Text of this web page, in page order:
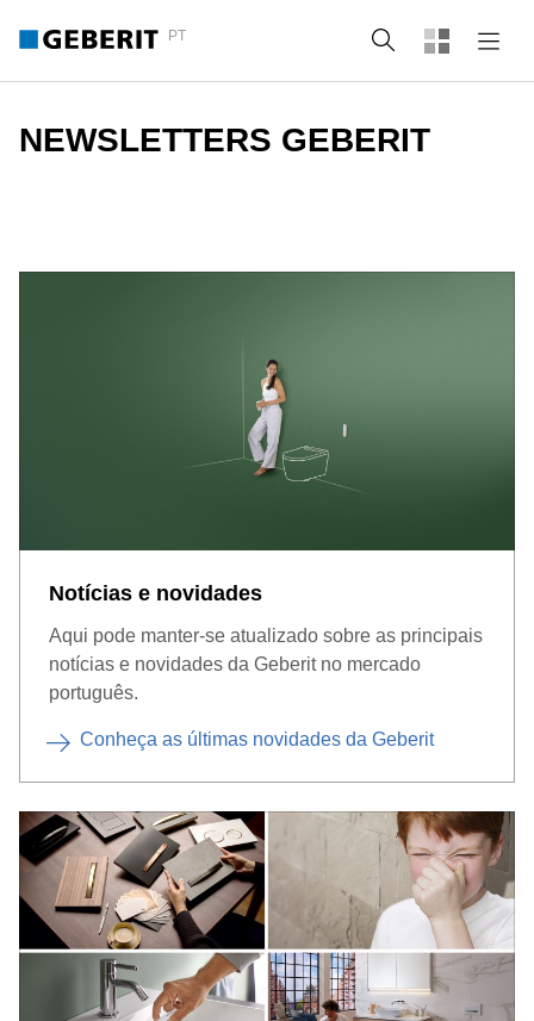
PT Pesquisa
NEWSLETTERS GEBERIT
Notícias e novidades
Aqui pode manter-se atualizado sobre as principais
notícias e novidades da Geberit no mercado
português.
Conheça as últimas novidades da Geberit